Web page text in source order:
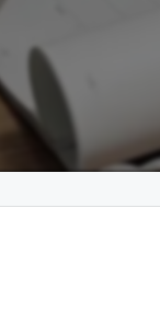
代表挨拶
講師紹介
卒講生の声 KAC